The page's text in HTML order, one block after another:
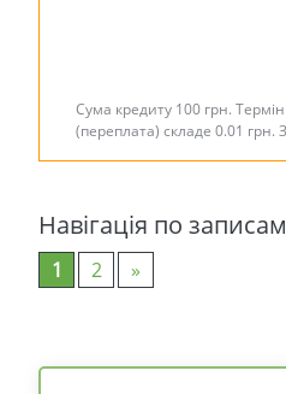
Сума кредиту 100 грн.
(переплата) складе 0.01 грн.
Навігація по записам
1 2 »